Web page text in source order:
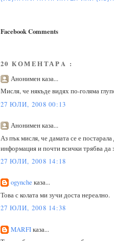
Facebook Comments
20 КОМЕНТАРA :
Анонимен каза...
Мисля, че някъде видях по-голяма
27 ЮЛИ, 2008 00:13
Анонимен каза...
Аз пък мисля, че дамата се е
информация и почти всички трябва да
27 ЮЛИ, 2008 14:18
ogynche каза...
Това с колата ми зучи доста нереално.
27 ЮЛИ, 2008 14:38
MARFIказа...